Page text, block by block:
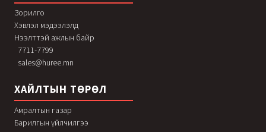
Зорилго
Хэвлэл мэдээлэлд
Нээлттэй ажлын байр
7711-7799
sales@huree.mn
ХАЙЛТЫН ТӨРӨЛ
Амралтын газар
Барилгын үйлчилгээ